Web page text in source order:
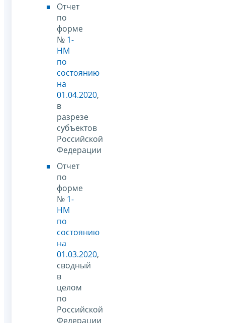
Отчет
по
форме
№ 1-
НМ
по
состоянию
на
01.04.2020,
в
разрезе
субъектов
Российской
Федерации
Отчет
по
форме
№ 1-
НМ
по
состоянию
на
01.03.2020,
сводный
в
целом
по
Российской
Федерации